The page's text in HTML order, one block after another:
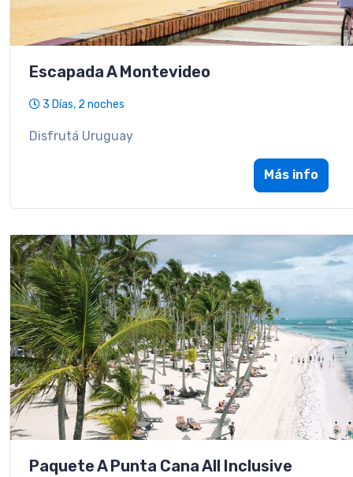
Escapada A Montevideo
3 Días, 2 noches
Disfrutá Uruguay
Más info
Paquete A Punta Cana All Inclusive